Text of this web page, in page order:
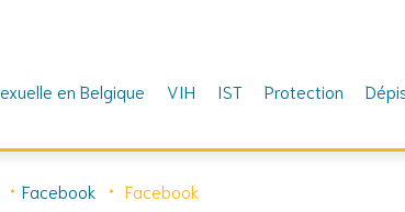
en Belgique VIH IST Protection
Facebook Facebook